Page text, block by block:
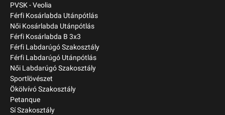
PVSK - Veolia
Férfi Kosárlabda Utánpótlás
Női Kosárlabda Utánpótlás
Férfi Kosárlabda B 3x3
Férfi Labdarúgó Szakosztály
Férfi Labdarúgó Utánpótlás
Női Labdarúgó Szakosztály
Sportlövészet
Ökölvívó Szakosztály
Petanque
Sí Szakosztály